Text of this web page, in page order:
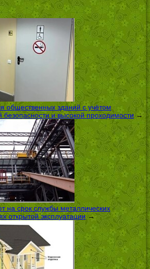
общественных зданий с учётом
и высокой проходимости→
на срок службы металлических
открытой эксплуатации→